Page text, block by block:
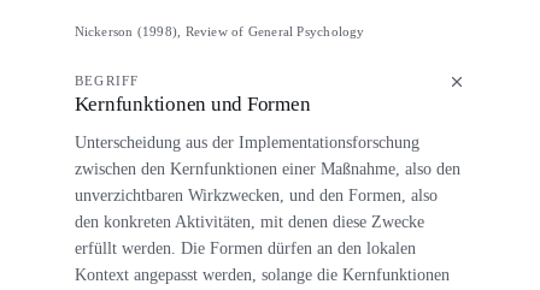
Nickerson (1998), Review of General Psychology
BEGRIFF
Kernfunktionen und Formen
Unterscheidung aus der Implementationsforschung
zwischen den Kernfunktionen einer Maßnahme, also den
unverzichtbaren Wirkzwecken, und den Formen, also
den konkreten Aktivitäten, mit denen diese Zwecke
erfüllt werden. Die Formen dürfen an den lokalen
Kontext angepasst werden, solange die Kernfunktionen